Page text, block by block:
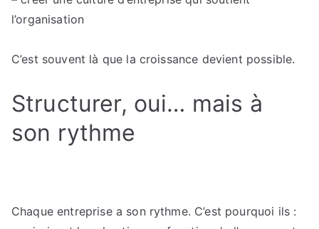
l’organisation
C’est souvent là que la croissance devient possible.
Structurer, oui… mais à
son rythme
Chaque entreprise a son rythme. C’est pourquoi ils :